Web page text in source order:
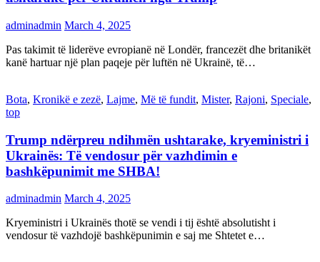
adminadmin March 4, 2025
Pas takimit të liderëve evropianë në Londër, francezët dhe britanikët
kanë hartuar një plan paqeje për luftën në Ukrainë, të…
Bota, Kronikë e zezë, Lajme, Më të fundit, Mister, Rajoni, Speciale,
top
Trump ndërpreu ndihmën ushtarake, kryeministri i
Ukrainës: Të vendosur për vazhdimin e
bashkëpunimit me SHBA!
adminadmin March 4, 2025
Kryeministri i Ukrainës thotë se vendi i tij është absolutisht i
vendosur të vazhdojë bashkëpunimin e saj me Shtetet e…